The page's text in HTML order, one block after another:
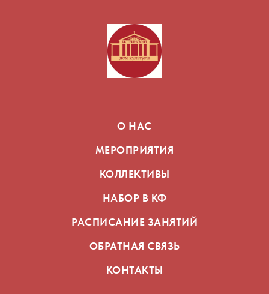
О НАС
МЕРОПРИЯТИЯ
КОЛЛЕКТИВЫ
НАБОР В КФ
РАСПИСАНИЕ ЗАНЯТИЙ
ОБРАТНАЯ СВЯЗЬ
КОНТАКТЫ